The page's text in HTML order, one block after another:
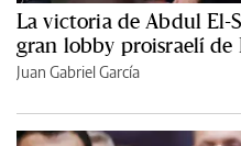
La victoria de Abdul El-
gran lobby proisraelí de
Juan Gabriel García